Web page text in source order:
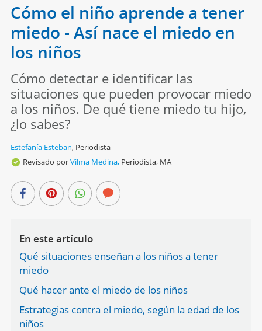
Cómo el niño aprende a tener
miedo - Así nace el miedo en
los niños
Cómo detectar e identificar las
situaciones que pueden provocar miedo
a los niños. De qué tiene miedo tu hijo,
¿lo sabes?
Estefanía Esteban, Periodista
Revisado porVilma Medina, Periodista, MA
En este artículo
Qué situaciones enseñan a los niños a tener
miedo
Qué hacer ante el miedo de los niños
Estrategias contra el miedo, según la edad de los
niños